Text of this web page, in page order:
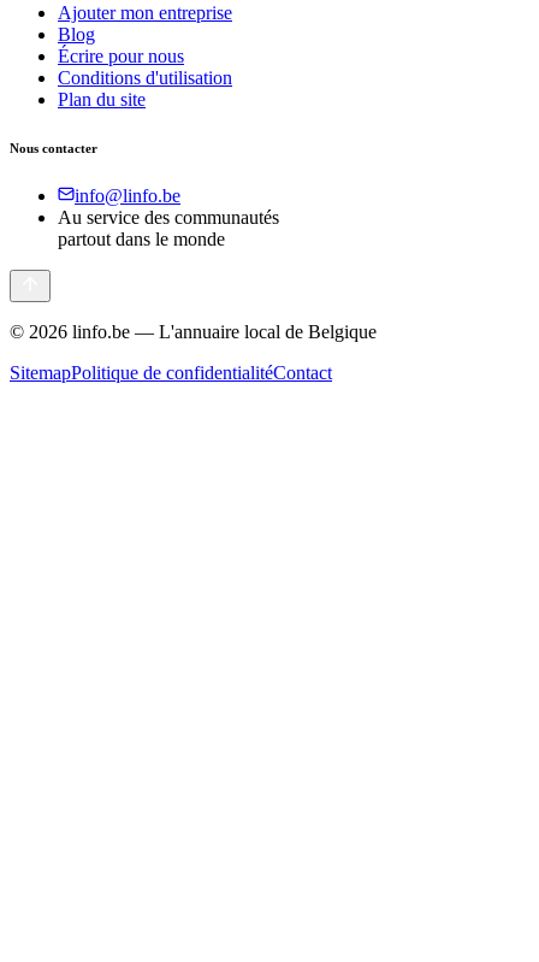
Ajouter mon entreprise
Blog
Écrire pour nous
Conditions d'utilisation
Plan du site
Nous contacter
info@linfo.be
Au service des communautés
partout dans le monde
© 2026 linfo.be — L'annuaire local de Belgique
SitemapPolitique de confidentialitéContact